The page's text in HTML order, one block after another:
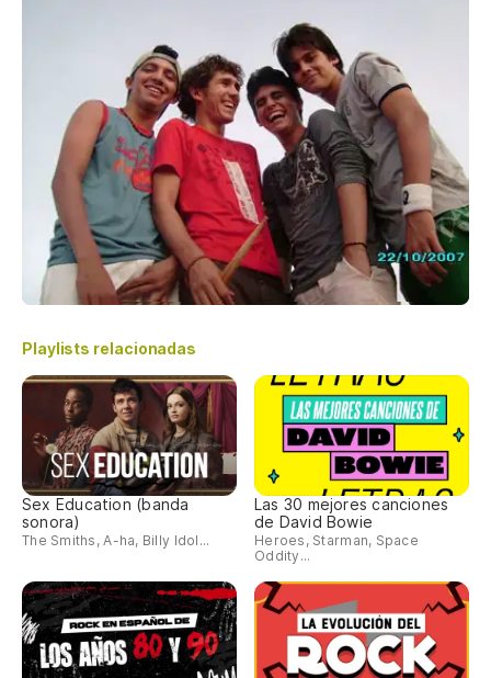
Playlists relacionadas
Sex Education (banda
sonora)
The Smiths, A-ha, Billy Idol...
Las 30 mejores canciones
de David Bowie
Heroes, Starman, Space
Oddity...